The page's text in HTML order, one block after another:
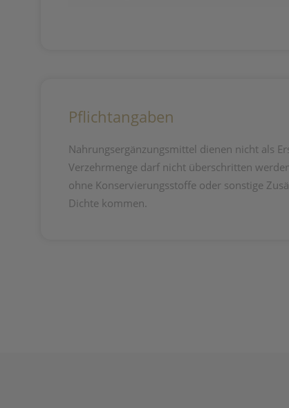
Pflichtangaben
Nahrungsergänzungsmittel dienen nicht als
Verzehrmenge darf nicht überschritten
ohne Konservierungsstoffe oder sonstige
Dichte kommen.